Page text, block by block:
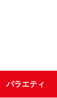
バラエティ